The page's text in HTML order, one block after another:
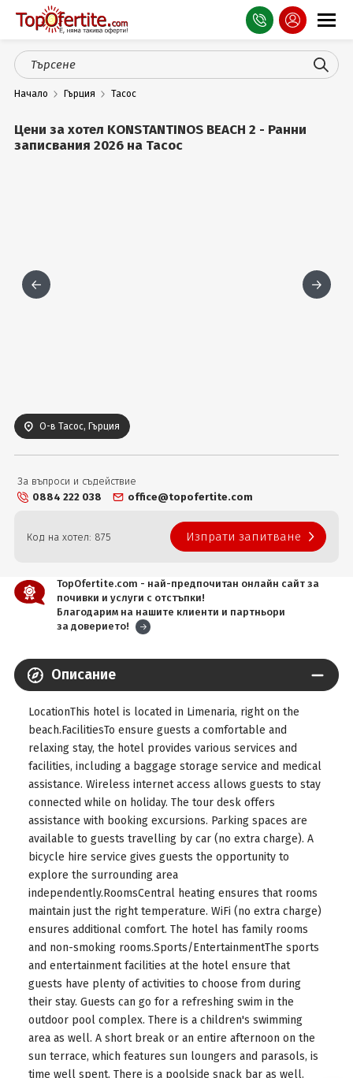
Оферти
СПА
Планина
Турция
Начало Гърция Тасос
Цени за хотел KONSTANTINOS BEACH 2 - Ранни
записвания 2026 на Тасос
О-в Тасос, Гърция
За въпроси и съдействие
0884 222 038
office@topofertite.com
Код на хотел: 875 Изпрати запитване
TopOfertite.com - най-предпочитан онлайн сайт за
почивки и услуги с отстъпки!
Благодарим на нашите клиенти и партньори
за доверието!
Описание
LocationThis hotel is located in Limenaria, right on the
beach.FacilitiesTo ensure guests a comfortable and
relaxing stay, the hotel provides various services and
facilities, including a baggage storage service and medical
assistance. Wireless internet access allows guests to stay
connected while on holiday. The tour desk offers
assistance with booking excursions. Parking spaces are
available to guests travelling by car (no extra charge). A
bicycle hire service gives guests the opportunity to
explore the surrounding area
independently.RoomsCentral heating ensures that rooms
maintain just the right temperature. WiFi (no extra charge)
ensures additional comfort. The hotel has family rooms
and non-smoking rooms.Sports/EntertainmentThe sports
and entertainment facilities at the hotel ensure that
guests have plenty of activities to choose from during
their stay. Guests can go for a refreshing swim in the
outdoor pool complex. There is a children's swimming
area as well. A short break or an entire afternoon on the
sun terrace, which features sun loungers and parasols, is
time well spent. There is a poolside snack bar as well.